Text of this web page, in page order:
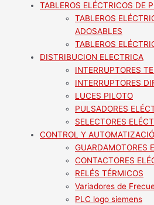
TABLEROS ELÉCTRICOS DE
TABLEROS
ADOSABLES
TABLEROS
DISTRIBUCION ELECTRICA
INTERRUPTORES
INTERRUPTORES
LUCES PILOTO
PULSADORES
SELECTORES
CONTROL Y
GUARDAMOTORES
CONTACTORES
RELÉS TÉRMICOS
Variadores de
PLC logo siemens